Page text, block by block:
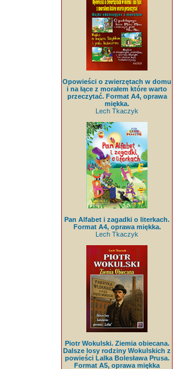
Opowieści o zwierzętach w domu
i na łące z morałem które warto
przeczytać. Format A4, oprawa
miękka.
Lech Tkaczyk
Pan Alfabet i zagadki o literkach.
Format A4, oprawa miękka.
Lech Tkaczyk
Piotr Wokulski. Ziemia obiecana.
Dalsze losy rodziny Wokulskich z
powieści Lalka Bolesława Prusa.
Format A5, oprawa miękka